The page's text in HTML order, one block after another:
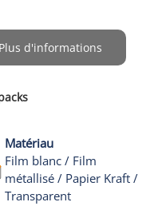
Plus d'informations
Matériau
Film blanc / Film
métallisé / Papier Kraft /
Transparent